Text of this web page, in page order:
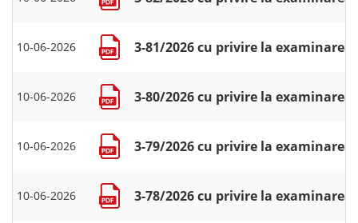
10-06-2026 3-81/2026 cu privire la
10-06-2026 3-80/2026 cu privire la
10-06-2026 3-79/2026 cu privire la
10-06-2026 3-78/2026 cu privire la